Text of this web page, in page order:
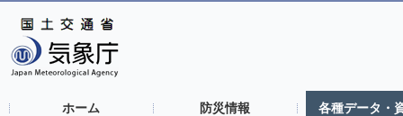
ホーム 防災情報 各種データ・